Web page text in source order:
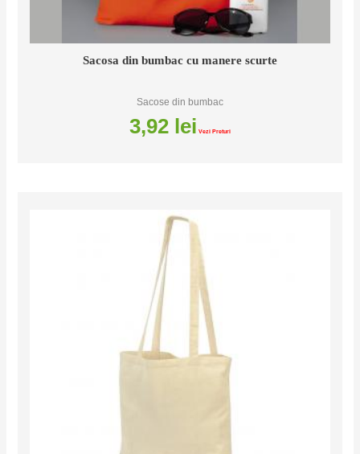
Sacosa din bumbac cu manere scurte
Sacose din bumbac
3,92 lei Vezi Preturi